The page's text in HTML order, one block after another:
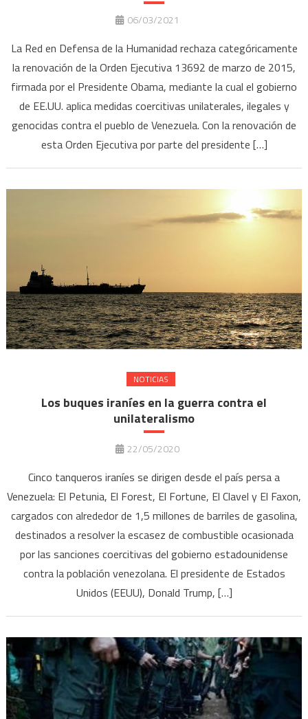
06/03/2021
La Red en Defensa de la Humanidad rechaza categóricamente
la renovación de la Orden Ejecutiva 13692 de marzo de 2015,
firmada por el Presidente Obama, mediante la cual el gobierno
de EE.UU. aplica medidas coercitivas unilaterales, ilegales y
genocidas contra el pueblo de Venezuela. Con la renovación de
esta Orden Ejecutiva por parte del presidente […]
NOTICIAS
Los buques iraníes en la guerra contra el
unilateralismo
22/05/2020
Cinco tanqueros iraníes se dirigen desde el país persa a
Venezuela: El Petunia, El Forest, El Fortune, El Clavel y El Faxon,
cargados con alrededor de 1,5 millones de barriles de gasolina,
destinados a resolver la escasez de combustible ocasionada
por las sanciones coercitivas del gobierno estadounidense
contra la población venezolana. El presidente de Estados
Unidos (EEUU), Donald Trump, […]